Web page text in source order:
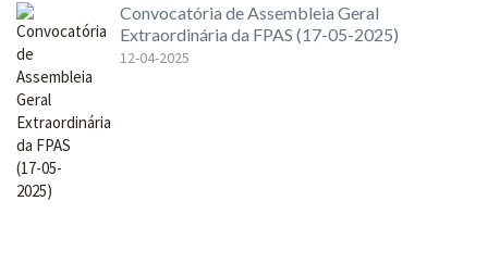
Convocatória de Assembleia Geral
Extraordinária da FPAS (17-05-2025)
12-04-2025